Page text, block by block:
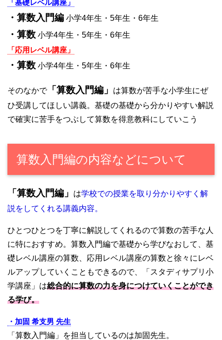
「基礎レベル講座」
・算数入門編 小学4年生・5年生・6年生
・算数 小学4年生・5年生・6年生
「応用レベル講座」
・算数 小学4年生・5年生・6年生
そのなかで「算数入門編」
は算数が苦手な小学生にぜ
ひ受講してほしい講義。基礎の基礎から分かりやすい解説
で確実に苦手をつぶして算数を得意教科にしていこう
算数入門編の内容などについて
「算数入門編」 は学校での授業を取り分かりやすく解
説をしてくれる講義内容。
ひとつひとつを丁寧に解説してくれるので算数の苦手な人
に特におすすめ。算数入門編で基礎から学びなおして、基
礎レベル講座の算数、応用レベル講座の算数と徐々にレベ
ルアップしていくこともできるので、「スタディサプリ小
学講座」は総合的に算数の力を身につけていくことができ
る学び。
・加固 希支男 先生
「算数入門編」を担当しているのは加固先生。